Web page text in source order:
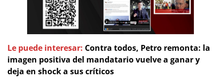
Le puede interesar: Contra todos, Petro remonta: la
imagen positiva del mandatario vuelve a ganar y
deja en shock a sus críticos